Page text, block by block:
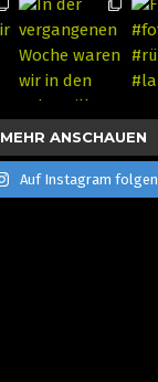
MEHR ANSCHAUEN
Auf Instagram folgen